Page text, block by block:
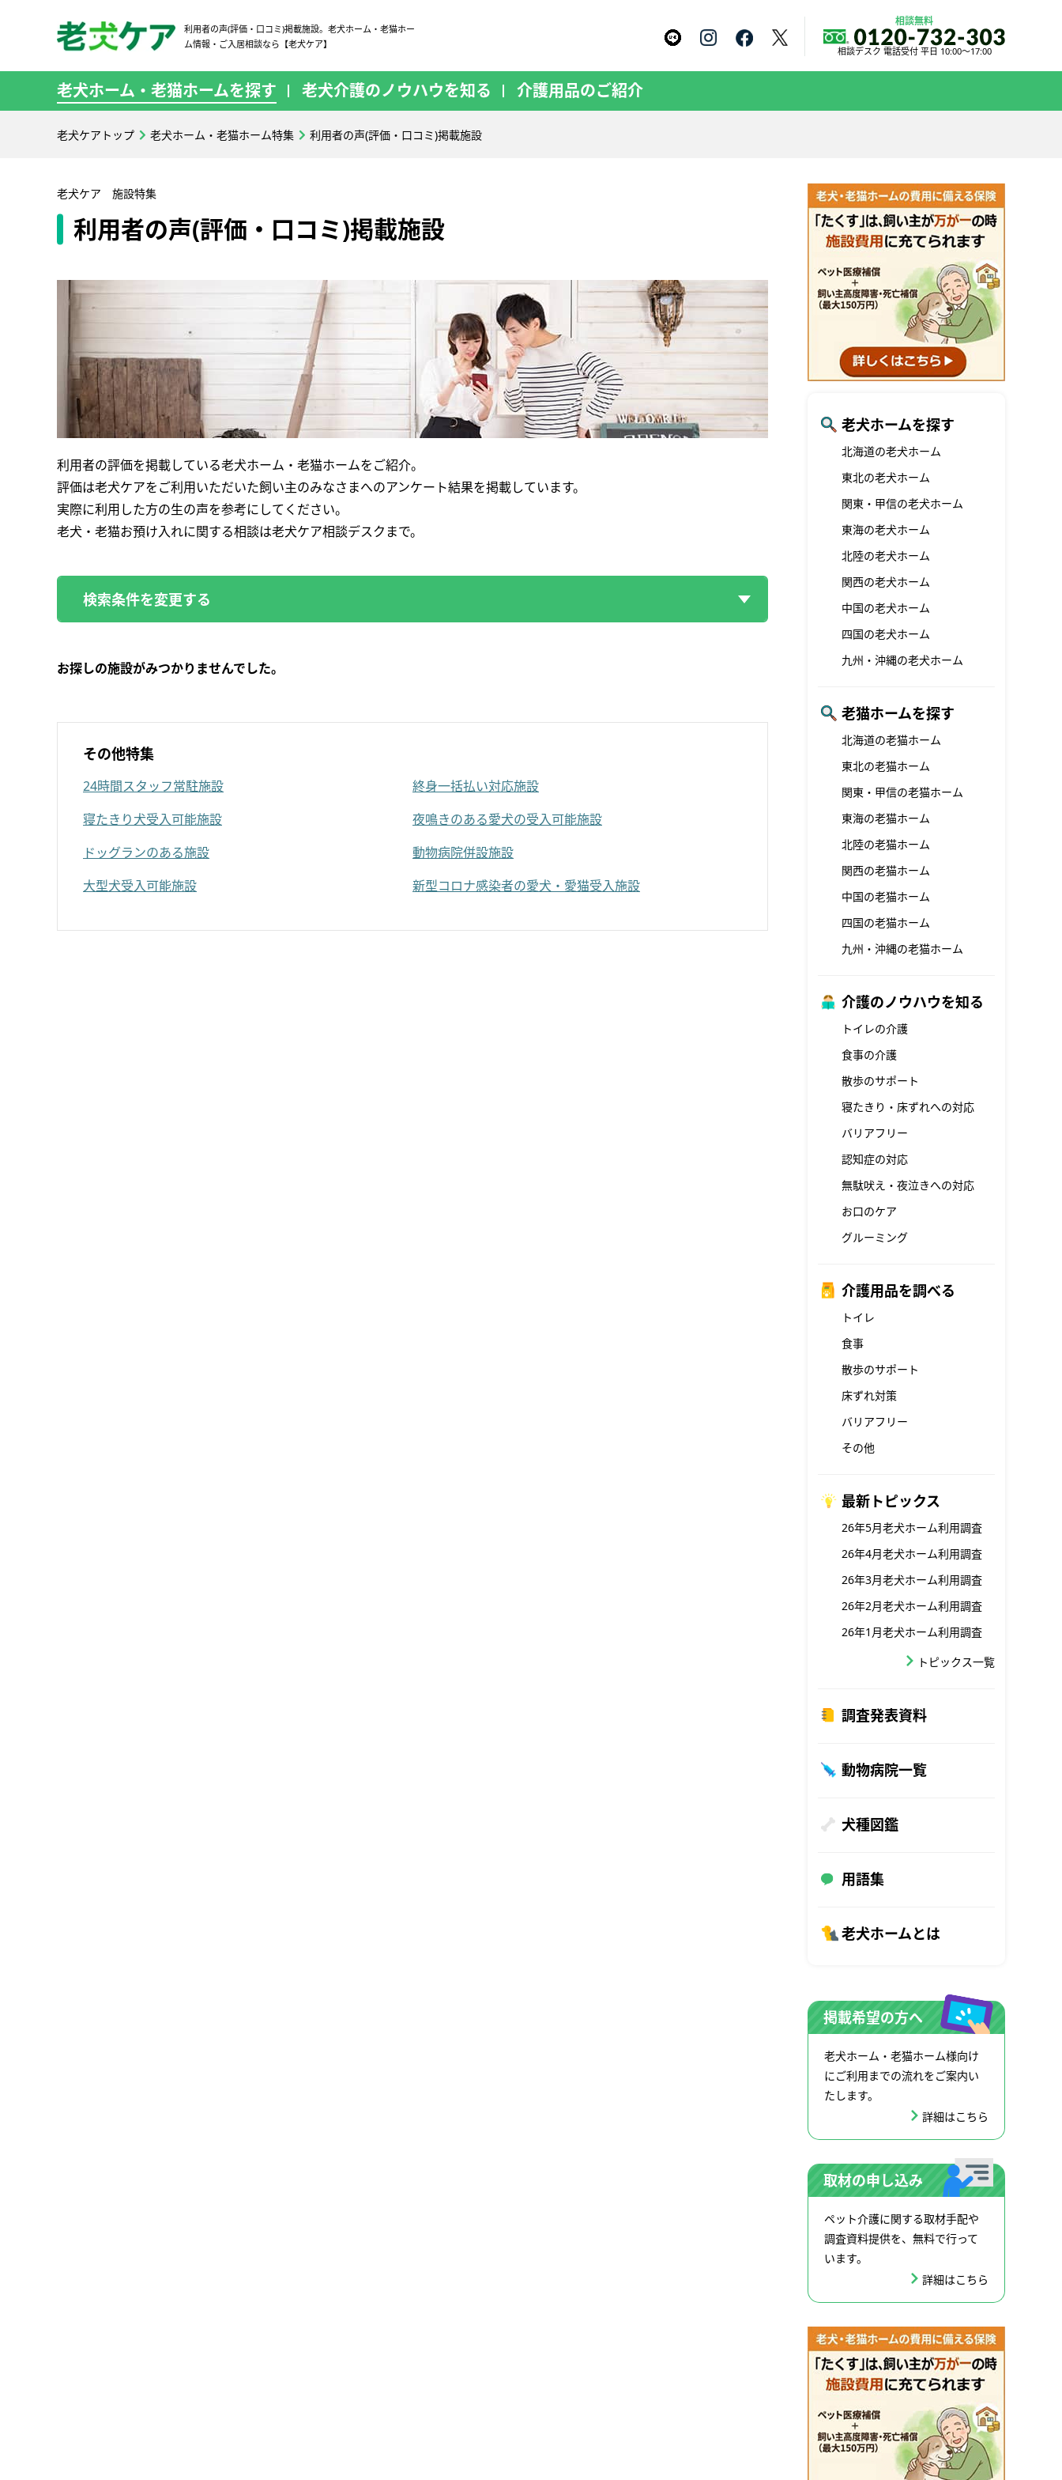
利用者の声(評価・口コミ)掲載施設。老犬ホーム・老猫ホー
ム情報・ご入居相談なら【老犬ケア】
相談無料
相談デスク 電話受付 平日 10:00～17:00
老犬ホーム・老猫ホームを探す 老犬介護のノウハウを知る 介護用品のご紹介
老犬ケアトップ 老犬ホーム・老猫ホーム特集 利用者の声(評価・口コミ)掲載施設
老犬ケア 施設特集
利用者の声(評価・口コミ)掲載施設
利用者の評価を掲載している老犬ホーム・老猫ホームをご紹介。
評価は老犬ケアをご利用いただいた飼い主のみなさまへのアンケート結果を掲載しています。
実際に利用した方の生の声を参考にしてください。
老犬・老猫お預け入れに関する相談は老犬ケア相談デスクまで。
検索条件を変更する
お探しの施設がみつかりませんでした。
その他特集
24時間スタッフ常駐施設
終身一括払い対応施設
寝たきり犬受入可能施設
夜鳴きのある愛犬の受入可能施設
ドッグランのある施設
動物病院併設施設
大型犬受入可能施設
新型コロナ感染者の愛犬・愛猫受入施設
老犬ホームを探す
北海道の老犬ホーム
東北の老犬ホーム
関東・甲信の老犬ホーム
東海の老犬ホーム
北陸の老犬ホーム
関西の老犬ホーム
中国の老犬ホーム
四国の老犬ホーム
九州・沖縄の老犬ホーム
老猫ホームを探す
北海道の老猫ホーム
東北の老猫ホーム
関東・甲信の老猫ホーム
東海の老猫ホーム
北陸の老猫ホーム
関西の老猫ホーム
中国の老猫ホーム
四国の老猫ホーム
九州・沖縄の老猫ホーム
介護のノウハウを知る
トイレの介護
食事の介護
散歩のサポート
寝たきり・床ずれへの対応
バリアフリー
認知症の対応
無駄吠え・夜泣きへの対応
お口のケア
グルーミング
介護用品を調べる
トイレ
食事
散歩のサポート
床ずれ対策
バリアフリー
その他
最新トピックス
26年5月老犬ホーム利用調査
26年4月老犬ホーム利用調査
26年3月老犬ホーム利用調査
26年2月老犬ホーム利用調査
26年1月老犬ホーム利用調査
トピックス一覧
調査発表資料
動物病院一覧
犬種図鑑
用語集
老犬ホームとは
掲載希望の方へ
老犬ホーム・老猫ホーム様向け
にご利用までの流れをご案内い
たします。
詳細はこちら
取材の申し込み
ペット介護に関する取材手配や
調査資料提供を、無料で行って
います。
詳細はこちら